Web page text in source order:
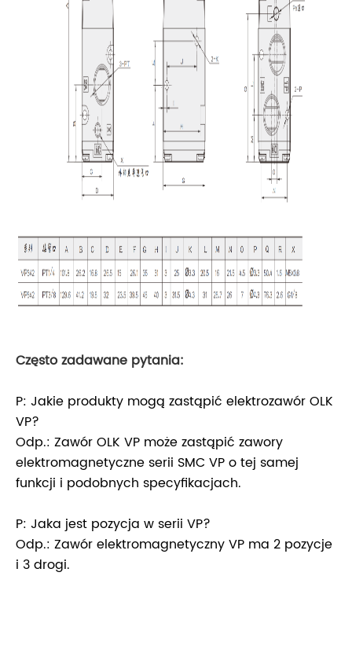
Często zadawane pytania:
P: Jakie produkty mogą zastąpić elektrozawór OLK
VP?
Odp.: Zawór OLK VP może zastąpić zawory
elektromagnetyczne serii SMC VP o tej samej
funkcji i podobnych specyfikacjach.
P: Jaka jest pozycja w serii VP?
Odp.: Zawór elektromagnetyczny VP ma 2 pozycje
i 3 drogi.